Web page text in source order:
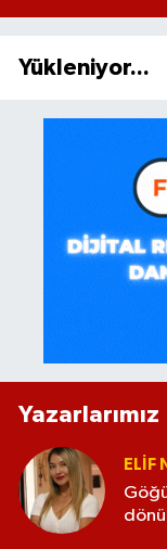
Yükleniyor...
Yazarlarımız
ELİF